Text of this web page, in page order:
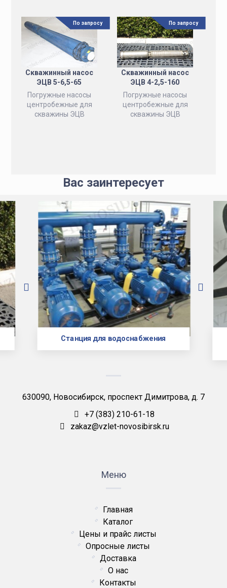
Скважинный насос
ЭЦВ 5-6,5-65
Погружные насосы
центробежные для
скважины ЭЦВ
По запросу
Скважинный насос
ЭЦВ 4-2,5-160
Погружные насосы
центробежные для
скважины ЭЦВ
По запросу
Вас заинтересует
Станция для водоснабжения
630090, Новосибирск, проспект Димитрова, д. 7
+7 (383) 210-61-18
zakaz@vzlet-novosibirsk.ru
Меню
Главная
Каталог
Цены и прайс листы
Опросные листы
Доставка
О нас
Контакты